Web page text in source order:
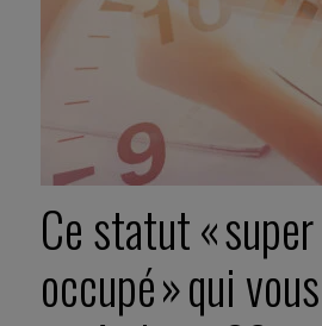
Ce statut « super
occupé » qui